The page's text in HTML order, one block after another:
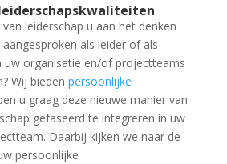
leiderschap u aan het denken
aangesproken als leider of als
uw organisatie en/of projectteams
Wij bieden persoonlijke
u graag deze nieuwe manier van
gefaseerd te integreren in uw
Daarbij kijken we naar de
persoonlijke